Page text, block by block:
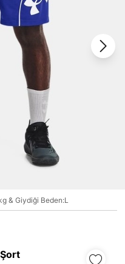
Kayıt Ol
Et
& Giydiği Beden:L
Dön
hesabın var mı? Giriş yap
değişim.